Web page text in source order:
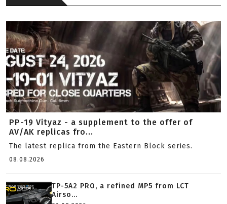
PP-19 Vityaz - a supplement to the offer of
AV/AK replicas fro...
The latest replica from the Eastern Block series.
08.08.2026
TP-5A2 PRO, a refined MP5 from LCT
Airso...